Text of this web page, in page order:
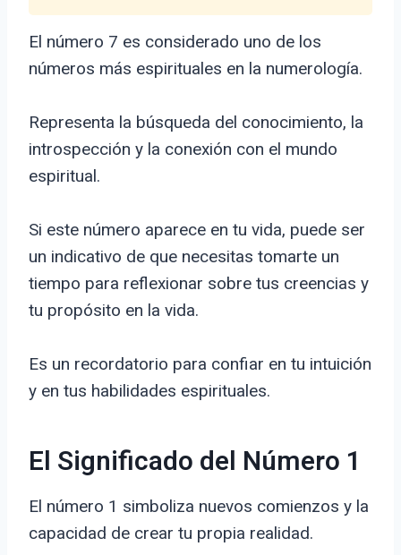
El número 7 es considerado uno de los
números más espirituales en la numerología.
Representa la búsqueda del conocimiento, la
introspección y la conexión con el mundo
espiritual.
Si este número aparece en tu vida, puede ser
un indicativo de que necesitas tomarte un
tiempo para reflexionar sobre tus creencias y
tu propósito en la vida.
Es un recordatorio para confiar en tu intuición
y en tus habilidades espirituales.
El Significado del Número 1
El número 1 simboliza nuevos comienzos y la
capacidad de crear tu propia realidad.